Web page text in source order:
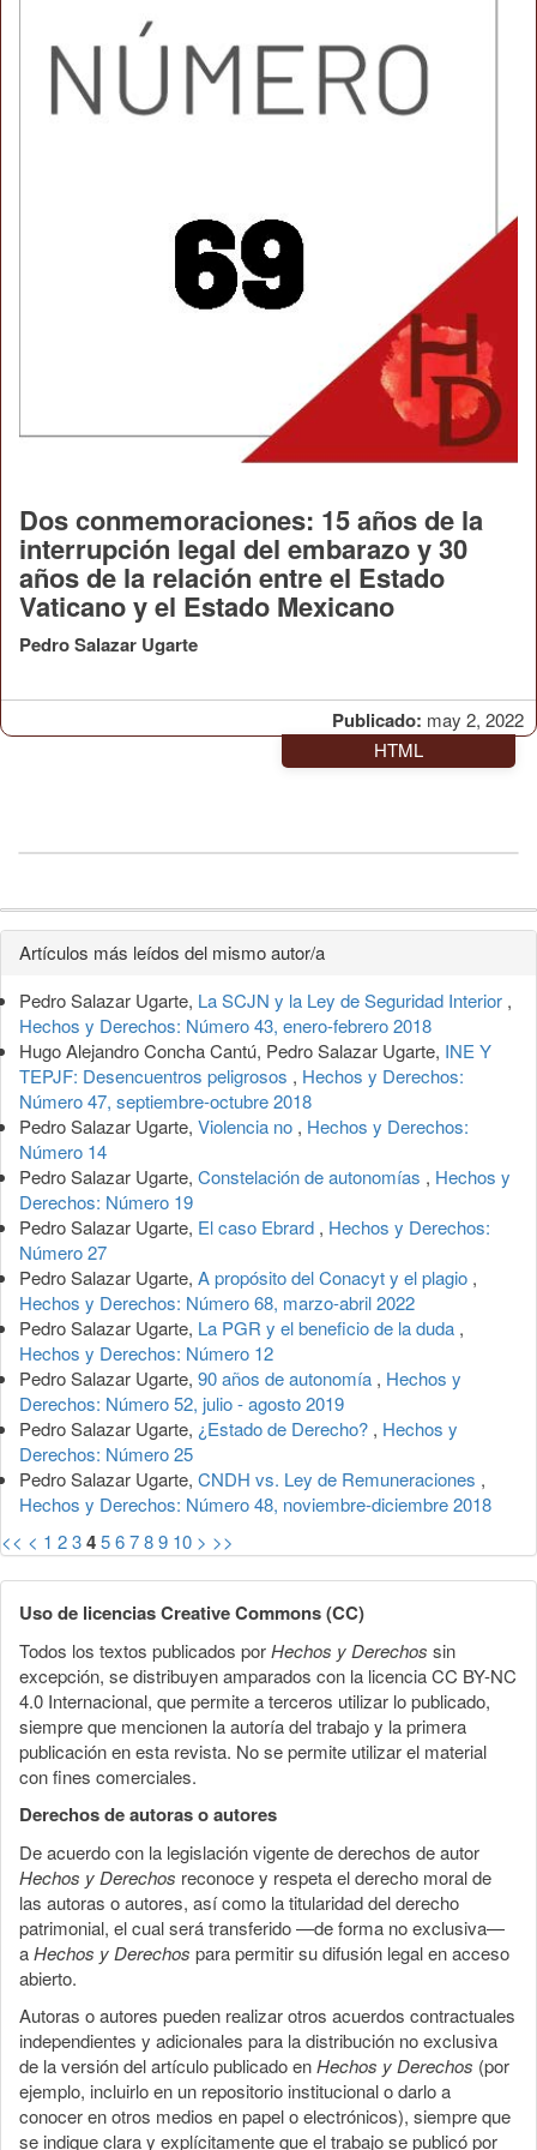
Publicado: may 2, 2022
Dos conmemoraciones: 15 años de la
interrupción legal del embarazo y 30
años de la relación entre el Estado
Vaticano y el Estado Mexicano
Pedro Salazar Ugarte
HTML
Detalles
del
artículo
Artículos más leídos del mismo autor/a
Pedro Salazar Ugarte, La SCJN y la Ley de Seguridad Interior ,
Hechos y Derechos: Número 43, enero-febrero 2018
Hugo Alejandro Concha Cantú, Pedro Salazar Ugarte, INE Y
TEPJF: Desencuentros peligrosos , Hechos y Derechos:
Número 47, septiembre-octubre 2018
Pedro Salazar Ugarte, Violencia no , Hechos y Derechos:
Número 14
Pedro Salazar Ugarte, Constelación de autonomías , Hechos y
Derechos: Número 19
Pedro Salazar Ugarte, El caso Ebrard , Hechos y Derechos:
Número 27
Pedro Salazar Ugarte, A propósito del Conacyt y el plagio ,
Hechos y Derechos: Número 68, marzo-abril 2022
Pedro Salazar Ugarte, La PGR y el beneficio de la duda ,
Hechos y Derechos: Número 12
Pedro Salazar Ugarte, 90 años de autonomía , Hechos y
Derechos: Número 52, julio - agosto 2019
Pedro Salazar Ugarte, ¿Estado de Derecho? , Hechos y
Derechos: Número 25
Pedro Salazar Ugarte, CNDH vs. Ley de Remuneraciones ,
Hechos y Derechos: Número 48, noviembre-diciembre 2018
<< < 1 23456789 10 > >>
Uso de licencias Creative Commons (CC)
Todos los textos publicados porHechos y Derechos sin
excepción, se distribuyen amparados con la licencia CC BY-NC
4.0 Internacional, que permite a terceros utilizar lo publicado,
siempre que mencionen la autoría del trabajo y la primera
publicación en esta revista. No se permite utilizar el material
con fines comerciales.
Derechos de autoras o autores
De acuerdo con la legislación vigente de derechos de autor
Hechos y Derechos reconoce y respeta el derecho moral de
las autoras o autores, así como la titularidad del derecho
patrimonial, el cual será transferido —de forma no exclusiva—
aHechos y Derechos para permitir su difusión legal en acceso
abierto.
Autoras o autores pueden realizar otros acuerdos contractuales
independientes y adicionales para la distribución no exclusiva
de la versión del artículo publicado enHechos y Derechos (por
ejemplo, incluirlo en un repositorio institucional o darlo a
conocer en otros medios en papel o electrónicos), siempre que
se indique clara y explícitamente que el trabajo se publicó por